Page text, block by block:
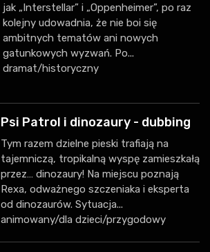
jak „Interstellar” i „Oppenheimer”, po raz
kolejny udowadnia, że nie boi się
ambitnych tematów ani nowych
gatunkowych wyzwań. Po...
dramat/historyczny
Psi Patrol i dinozaury - dubbing
Tym razem dzielne pieski trafiają na
tajemniczą, tropikalną wyspę zamieszkałą
przez… dinozaury! Na miejscu poznają
Rexa, odważnego szczeniaka i eksperta
od dinozaurów. Sytuacja...
animowany/dla dzieci/przygodowy